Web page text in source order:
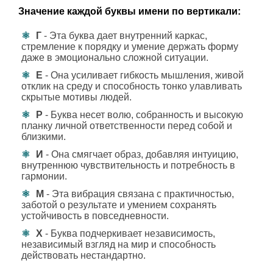
Значение каждой буквы имени по вертикали:
Г - Эта буква дает внутренний каркас,
стремление к порядку и умение держать форму
даже в эмоционально сложной ситуации.
Е - Она усиливает гибкость мышления, живой
отклик на среду и способность тонко улавливать
скрытые мотивы людей.
Р - Буква несет волю, собранность и высокую
планку личной ответственности перед собой и
близкими.
И - Она смягчает образ, добавляя интуицию,
внутреннюю чувствительность и потребность в
гармонии.
М - Эта вибрация связана с практичностью,
заботой о результате и умением сохранять
устойчивость в повседневности.
Х - Буква подчеркивает независимость,
независимый взгляд на мир и способность
действовать нестандартно.